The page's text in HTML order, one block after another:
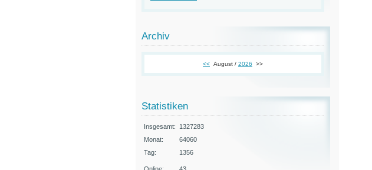
Archiv
<< August / 2026 >>
Statistiken
Insgesamt:
1327283
Monat:
64060
Tag:
1356